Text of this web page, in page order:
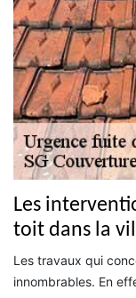
Les
toit dans la
Les travaux qui
innombrables. En